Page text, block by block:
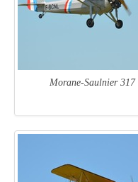
Morane-Saulnier 317